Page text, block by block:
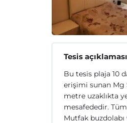
Tesis açıklaması
Bu tesis plaja 10
erişimi sunan Mg
metre uzaklıkta
mesafededir.
Mutfak